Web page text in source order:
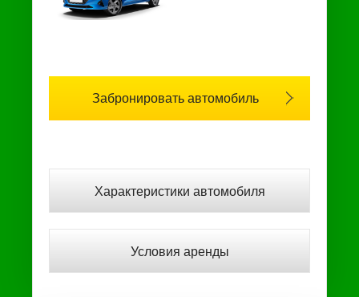
Забронировать автомобиль
Характеристики автомобиля
Условия аренды